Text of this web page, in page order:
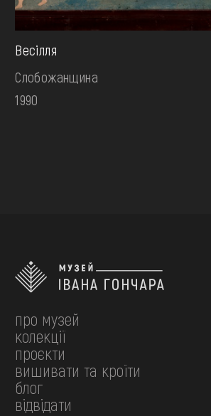
Весілля
Слобожанщина
1990
про музей
колекції
проєкти
вишивати та кроїти
блог
відвідати